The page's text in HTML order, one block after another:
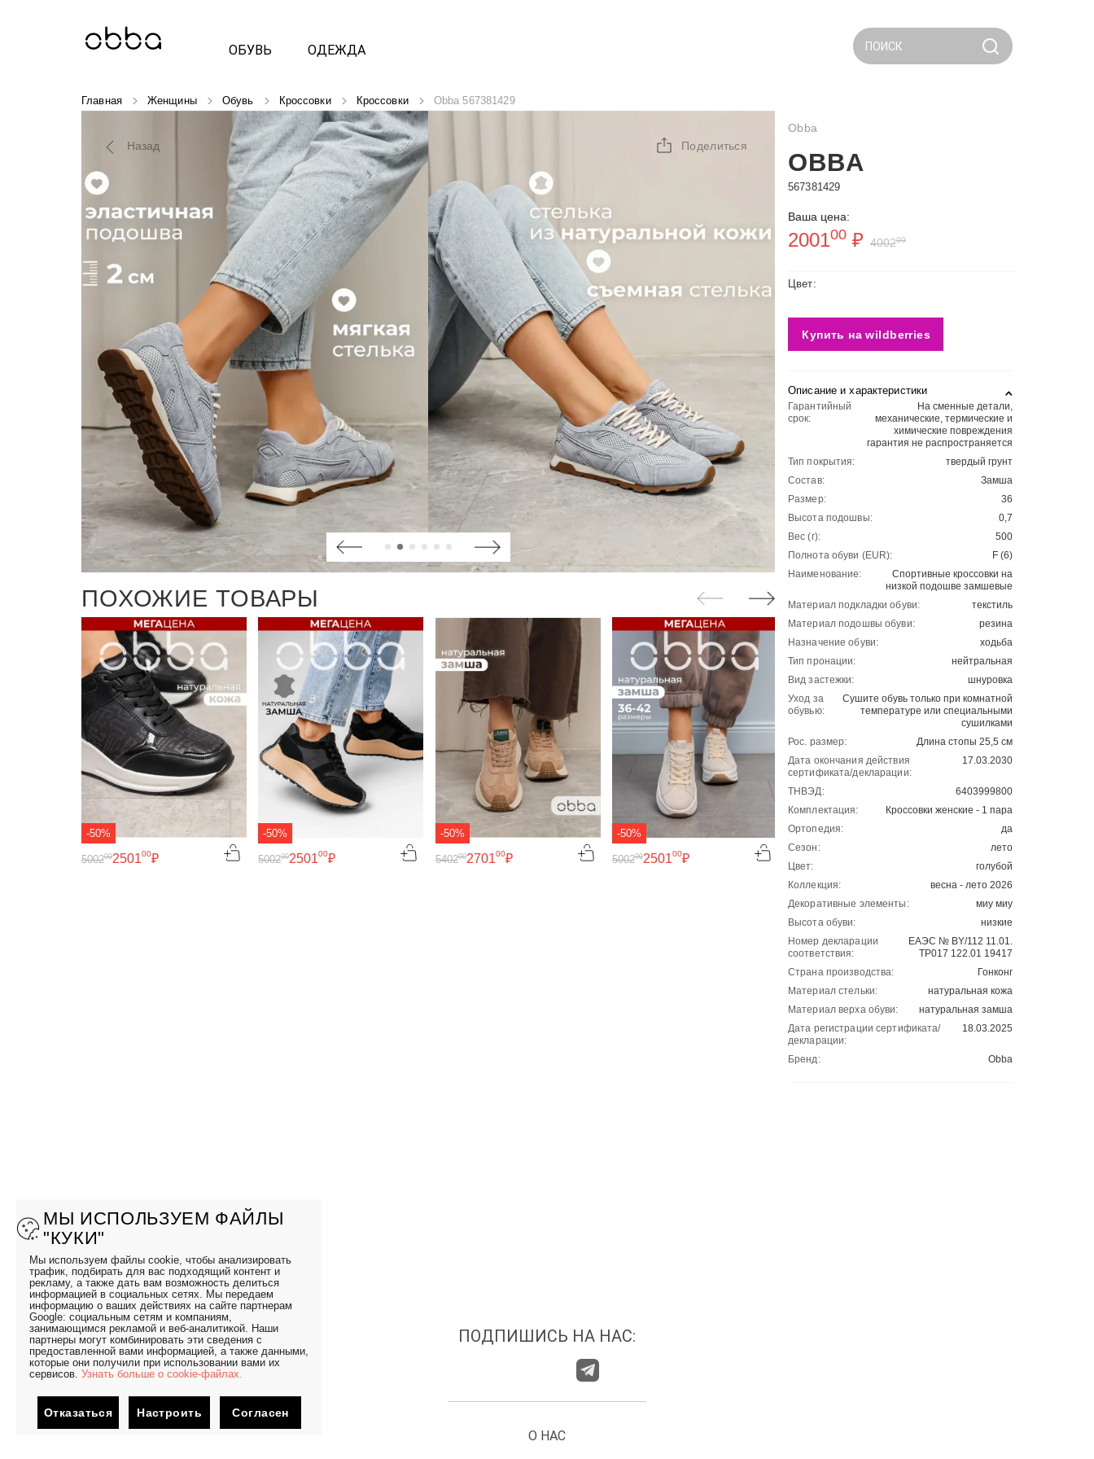
ОБУВЬ ОДЕЖДА ПОИСК
Главная Женщины Обувь Кроссовки Кроссовки Obba 567381429
Назад Поделиться
ПОХОЖИЕ ТОВАРЫ
-50%
250100₽
500200
-50%
250100₽
500200
-50%
270100₽
540200
-50%
250100₽
500200
-50%
2701
Obba
OBBA
567381429
Ваша цена:
200100 ₽ 400200
Цвет:
Купить на wildberries
Описание и характеристики
Гарантийный
срок:
На сменные детали,
механические, термические и
химические повреждения
гарантия не распространяется
Тип покрытия:
твердый грунт
Состав:
Замша
Размер:
36
Высота подошвы:
0,7
Вес (г):
500
Полнота обуви (EUR):
F (6)
Наименование:
Спортивные кроссовки на
низкой подошве замшевые
Материал подкладки обуви:
текстиль
Материал подошвы обуви:
резина
Назначение обуви:
ходьба
Тип пронации:
нейтральная
Вид застежки:
шнуровка
Уход за
обувью:
Сушите обувь только при комнатной
температуре или специальными
сушилками
Рос. размер:
Длина стопы 25,5 см
Дата окончания действия
сертификата/декларации:
17.03.2030
ТНВЭД:
6403999800
Комплектация:
Кроссовки женские - 1 пара
Ортопедия:
да
Сезон:
лето
Цвет:
голубой
Коллекция:
весна - лето 2026
Декоративные элементы:
миу миу
Высота обуви:
низкие
Номер декларации
соответствия:
ЕАЭС № BY/112 11.01.
ТР017 122.01 19417
Страна производства:
Гонконг
Материал стельки:
натуральная кожа
Материал верха обуви:
натуральная замша
Дата регистрации сертификата/
декларации:
18.03.2025
Бренд: Obba
ПОДПИШИСЬ НА НАС:
О НАС
МЫ ИСПОЛЬЗУЕМ ФАЙЛЫ
"КУКИ"
Мы используем файлы cookie, чтобы анализировать
трафик, подбирать для вас подходящий контент и
рекламу, а также дать вам возможность делиться
информацией в социальных сетях. Мы передаем
информацию о ваших действиях на сайте партнерам
Google: социальным сетям и компаниям,
занимающимся рекламой и веб-аналитикой. Наши
партнеры могут комбинировать эти сведения с
предоставленной вами информацией, а также данными,
которые они получили при использовании вами их
сервисов. Узнать больше о cookie-файлах.
Отказаться Настроить Согласен